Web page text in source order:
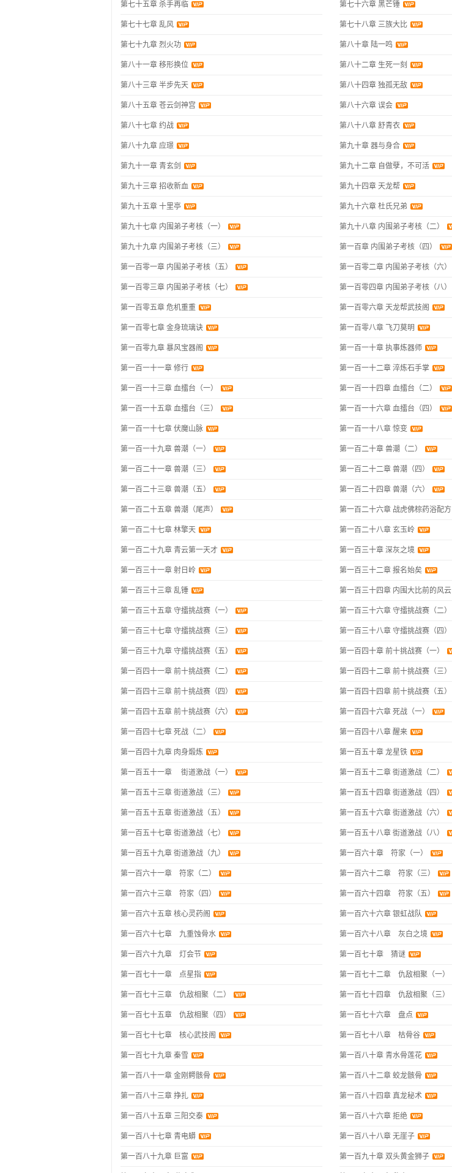
第七十五章 杀手再临 第七十六章 黑芒锤
第七十七章 乱风 第七十八章 三族大比
第七十九章 烈火功 第八十章 陆一鸣
第八十一章 移形换位 第八十二章 生死一刻
第八十三章 半步先天 第八十四章 独孤无敌
第八十五章 苍云剑神宫 第八十六章 误会
第八十七章 约战 第八十八章 舒青衣
第八十九章 应璟 第九十章 器与身合
第九十一章 青玄剑 第九十二章 自做孽，不可活
第九十三章 招收新血 第九十四章 天龙帮
第九十五章 十里亭 第九十六章 杜氏兄弟
第九十七章 内围弟子考核（一） 第九十八章 内围弟子考核（二）
第九十九章 内围弟子考核（三） 第一百章 内围弟子考核（四）
第一百零一章 内围弟子考核（五） 第一百零二章 内围弟子考核（六）
第一百零三章 内围弟子考核（七） 第一百零四章 内围弟子考核（八）
第一百零五章 危机重重 第一百零六章 天龙帮武技阁
第一百零七章 金身琉璃诀 第一百零八章 飞刀莫明
第一百零九章 暴风宝器阁 第一百一十章 执事炼器师
第一百一十一章 修行 第一百一十二章 淬炼石手掌
第一百一十三章 血擂台（一） 第一百一十四章 血擂台（二）
第一百一十五章 血擂台（三） 第一百一十六章 血擂台（四）
第一百一十七章 伏魔山脉 第一百一十八章 惊变
第一百一十九章 兽潮（一） 第一百二十章 兽潮（二）
第一百二十一章 兽潮（三） 第一百二十二章 兽潮（四）
第一百二十三章 兽潮（五） 第一百二十四章 兽潮（六）
第一百二十五章 兽潮（尾声） 第一百二十六章 战虎佛棕药浴配方
第一百二十七章 林擎天 第一百二十八章 玄玉岭
第一百二十九章 青云第一天才 第一百三十章 深灰之境
第一百三十一章 射日岭 第一百三十二章 报名始矣
第一百三十三章 乱锤 第一百三十四章 内围大比前的风云
第一百三十五章 守擂挑战赛（一） 第一百三十六章 守擂挑战赛（二）
第一百三十七章 守擂挑战赛（三） 第一百三十八章 守擂挑战赛（四）
第一百三十九章 守擂挑战赛（五） 第一百四十章 前十挑战赛（一）
第一百四十一章 前十挑战赛（二） 第一百四十二章 前十挑战赛（三）
第一百四十三章 前十挑战赛（四） 第一百四十四章 前十挑战赛（五）
第一百四十五章 前十挑战赛（六） 第一百四十六章 死战（一）
第一百四十七章 死战（二） 第一百四十八章 醒来
第一百四十九章 肉身煅炼 第一百五十章 龙星铁
第一百五十一章 街道激战（一） 第一百五十二章 街道激战（二）
第一百五十三章 街道激战（三） 第一百五十四章 街道激战（四）
第一百五十五章 街道激战（五） 第一百五十六章 街道激战（六）
第一百五十七章 街道激战（七） 第一百五十八章 街道激战（八）
第一百五十九章 街道激战（九） 第一百六十章 符家（一）
第一百六十一章 符家（二） 第一百六十二章 符家（三）
第一百六十三章 符家（四） 第一百六十四章 符家（五）
第一百六十五章 核心灵药阁 第一百六十六章 银虹战队
第一百六十七章 九重蚀骨水 第一百六十八章 灰白之境
第一百六十九章 灯会节 第一百七十章 猜谜
第一百七十一章 点星指 第一百七十二章 仇敌相聚（一）
第一百七十三章 仇敌相聚（二） 第一百七十四章 仇敌相聚（三）
第一百七十五章 仇敌相聚（四） 第一百七十六章 盘点
第一百七十七章 核心武技阁 第一百七十八章 枯骨谷
第一百七十九章 秦雪 第一百八十章 青水骨莲花
第一百八十一章 金刚鳄骸骨 第一百八十二章 蛟龙骸骨
第一百八十三章 挣扎 第一百八十四章 真龙秘术
第一百八十五章 三阳交泰 第一百八十六章 拒绝
第一百八十七章 青电蟒 第一百八十八章 无崖子
第一百八十九章 巨富 第一百九十章 双头黄金狮子